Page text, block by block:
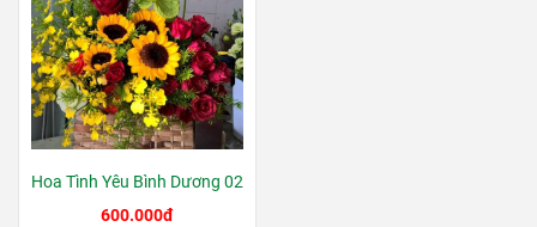
Hoa Tình Yêu Bình Dương 02
600.000đ